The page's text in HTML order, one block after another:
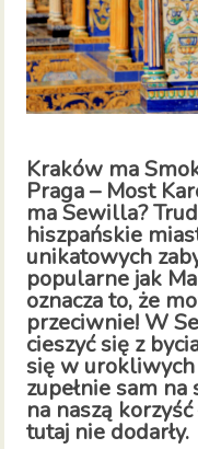
Kraków ma
Praga – Most
ma Sewilla?
hiszpańskie
unikatowych
popularne jak
oznacza to, że
przeciwnie! W
cieszyć się z
się w
zupełnie sam
na naszą
tutaj nie dodarły.